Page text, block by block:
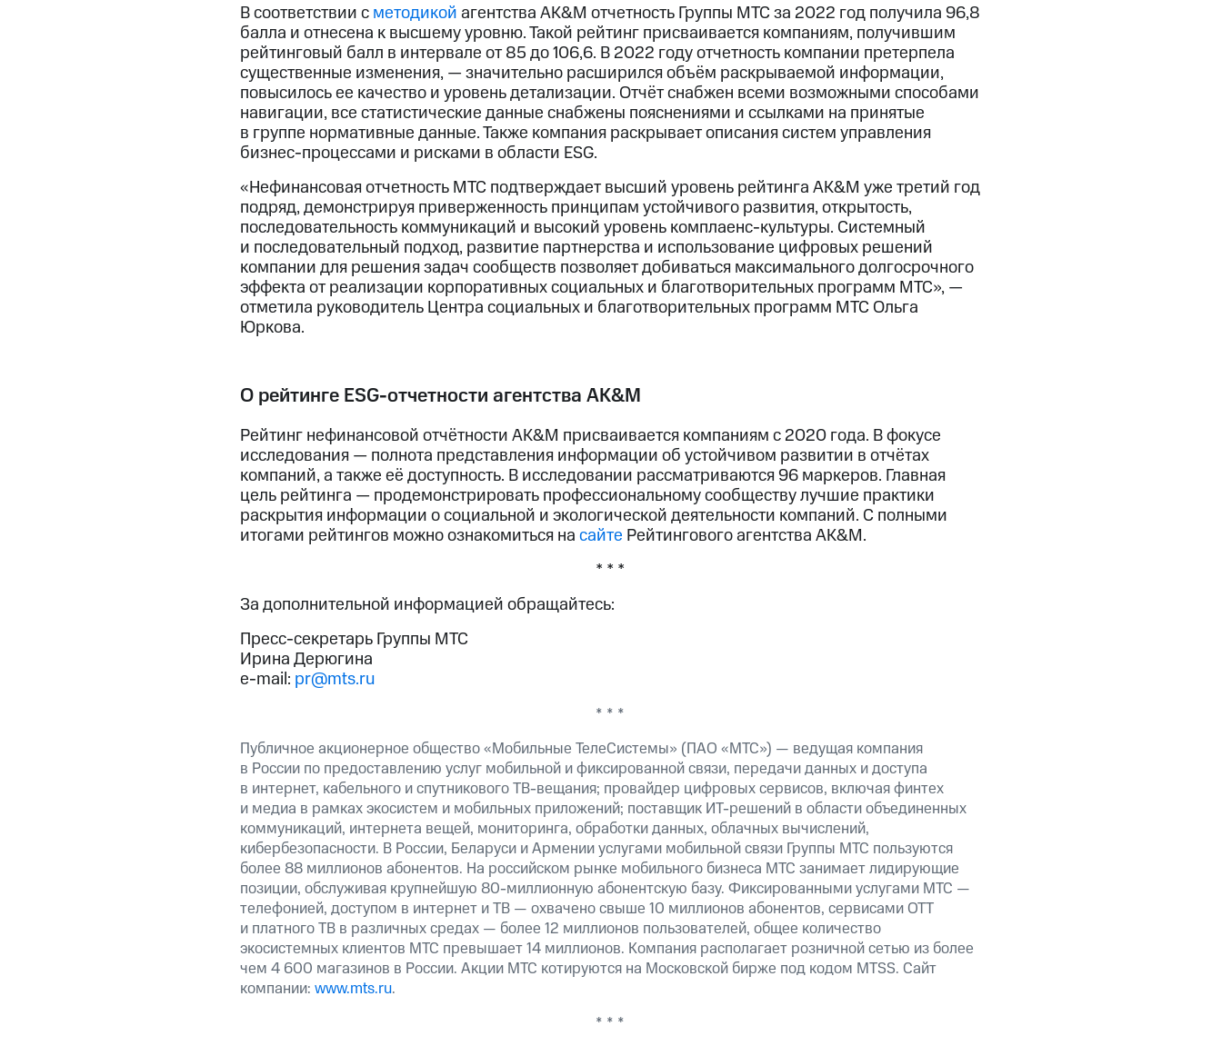
В соответствии сметодикой агентства AK&M отчетность Группы МТС за 2022 год получила 96,8
балла и отнесена к высшему уровню. Такой рейтинг присваивается компаниям, получившим
рейтинговый балл в интервале от 85 до 106,6. В 2022 году отчетность компании претерпела
существенные изменения, — значительно расширился объём раскрываемой информации,
повысилось ее качество и уровень детализации. Отчёт снабжен всеми возможными способами
навигации, все статистические данные снабжены пояснениями и ссылками на принятые
в группе нормативные данные. Также компания раскрывает описания систем управления
бизнес-процессами и рисками в области ESG.
«Нефинансовая отчетность МТС подтверждает высший уровень рейтинга AK&M уже третий год
подряд, демонстрируя приверженность принципам устойчивого развития, открытость,
последовательность коммуникаций и высокий уровень комплаенс-культуры. Системный
и последовательный подход, развитие партнерства и использование цифровых решений
компании для решения задач сообществ позволяет добиваться максимального долгосрочного
эффекта от реализации корпоративных социальных и благотворительных программ МТС», —
отметила руководитель Центра социальных и благотворительных программ МТС Ольга
Юркова.
О рейтинге ESG-отчетности агентства AK&M
Рейтинг нефинансовой отчётности AK&M присваивается компаниям с 2020 года. В фокусе
исследования — полнота представления информации об устойчивом развитии в отчётах
компаний, а также её доступность. В исследовании рассматриваются 96 маркеров. Главная
цель рейтинга — продемонстрировать профессиональному сообществу лучшие практики
раскрытия информации о социальной и экологической деятельности компаний. С полными
итогами рейтингов можно ознакомиться насайте Рейтингового агентства AK&M.
* * *
За дополнительной информацией обращайтесь:
Пресс-секретарь Группы МТС
Ирина Дерюгина
e-mail: pr@mts.ru
* * *
Публичное акционерное общество «Мобильные ТелеСистемы» (ПАО «МТС») — ведущая компания
в России по предоставлению услуг мобильной и фиксированной связи, передачи данных и доступа
в интернет, кабельного и спутникового ТВ-вещания; провайдер цифровых сервисов, включая финтех
и медиа в рамках экосистем и мобильных приложений; поставщик ИТ-решений в области объединенных
коммуникаций, интернета вещей, мониторинга, обработки данных, облачных вычислений,
кибербезопасности. В России, Беларуси и Армении услугами мобильной связи Группы МТС пользуются
более 88 миллионов абонентов. На российском рынке мобильного бизнеса МТС занимает лидирующие
позиции, обслуживая крупнейшую 80-миллионную абонентскую базу. Фиксированными услугами МТС —
телефонией, доступом в интернет и ТВ — охвачено свыше 10 миллионов абонентов, сервисами OTT
и платного ТВ в различных средах — более 12 миллионов пользователей, общее количество
экосистемных клиентов МТС превышает 14 миллионов. Компания располагает розничной сетью из более
чем 4 600 магазинов в России. Акции МТС котируются на Московской бирже под кодом MTSS. Сайт
компании: www.mts.ru.
* * *